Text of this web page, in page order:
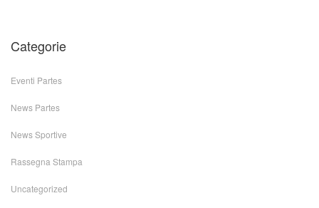
Categorie
Eventi Partes
News Partes
News Sportive
Rassegna Stampa
Uncategorized